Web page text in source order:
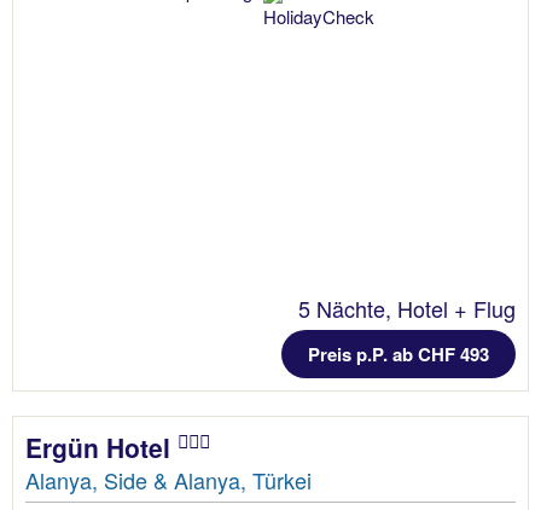
5 Nächte, Hotel + Flug
Preis p.P. ab CHF 493
Ergün Hotel
Alanya, Side & Alanya, Türkei